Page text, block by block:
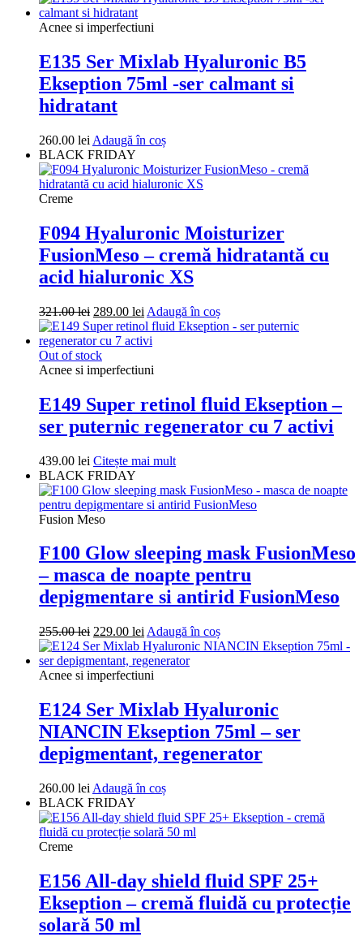
a
fost:
270.00 lei.
Acnee si imperfectiuni
E135 Ser Mixlab Hyaluronic B5
Ekseption 75ml -ser calmant si
hidratant
260.00 lei Adaugă în coș
BLACK FRIDAY
Creme
F094 Hyaluronic Moisturizer
FusionMeso – cremă hidratantă cu
acid hialuronic XS
321.00lei Prețul
inițial
a
fost:
321.00 lei.
289.00 lei Prețul
curent
este:
Adaugă în coș
Out of stock
Acnee si imperfectiuni
E149 Super retinol fluid Ekseption –
ser puternic regenerator cu 7 activi
439.00 lei Citește mai mult
BLACK FRIDAY
Fusion Meso
F100 Glow sleeping mask FusionMeso
– masca de noapte pentru
depigmentare si antirid FusionMeso
255.00lei Prețul
inițial
a
fost:
229.00 lei Prețul
curent
este:
229.00 lei.
Adaugă în coș
Acnee si imperfectiuni
E124 Ser Mixlab Hyaluronic
NIANCIN Ekseption 75ml – ser
depigmentant, regenerator
260.00 lei Adaugă în coș
BLACK FRIDAY
Creme
E156 All-day shield fluid SPF 25+
Ekseption – cremă fluidă cu protecție
solară 50 ml